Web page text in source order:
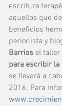
escritura
aquellos que
beneficios
periodista y
Barrios el taller
para escribir la
se llevará a
2016. Para